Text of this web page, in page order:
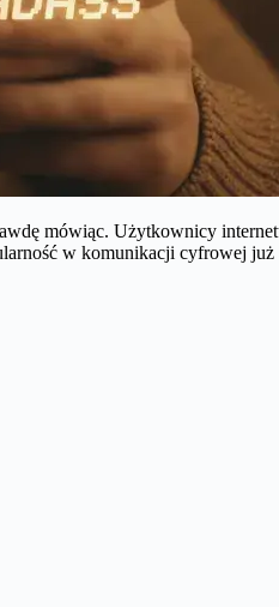
mówiąc. Użytkownicy
w komunikacji cyfrowej